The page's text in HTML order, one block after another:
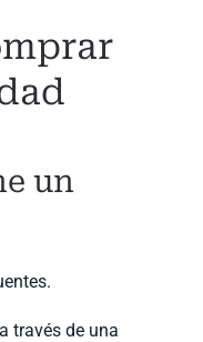
un
través de una